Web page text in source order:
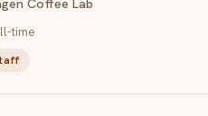
Coffee Lab
time